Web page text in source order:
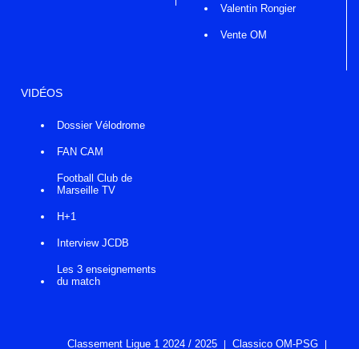
Valentin Rongier
Vente OM
VIDÉOS
Dossier Vélodrome
FAN CAM
Football Club de
Marseille TV
H+1
Interview JCDB
Les 3 enseignements
du match
Classement Ligue 1 2024 / 2025 Classico OM-PSG